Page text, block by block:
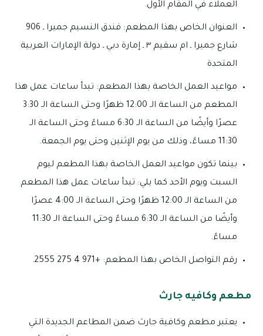
العملاء في المقام الأول.
العنوان الخاص بهذا المطعم: فندق النسيم جميرا ـ 906
شارع جميرا ـ ام سقيم ٣ ـ إمارة دبي ـ دولة الإمارات العربية
المتحدة
مواعيد العمل الخاصة بهذا المطعم: تبدأ ساعات عمل هذا
المطعم من الساعة الـ 12:00 ظهرًا وحتى الساعة الـ 3:30
عصرًا وأيضًا من الساعة الـ 6:30 مساءً وحتى الساعة الـ
11:30 مساءً، وذلك من يوم الإثنين وحتى يوم الجمعة.
بينما تكون مواعيد العمل الخاصة بهذا المطعم ليوم
السبت ويوم الأحد كما يلي: تبدأ ساعات عمل هذا المطعم
من الساعة الـ 12:00 ظهرًا وحتى الساعة الـ 4:00 عصرًا
وأيضًا من الساعة الـ 6:30 مساءً وحتى الساعة الـ 11:30
مساءً.
رقم التواصل الخاص بهذا المطعم: +971 4 275 2555.
مطعم وكافيه جارث
يعتبر مطعم وكافية جارث ضمن المطاعم الجديدة التي